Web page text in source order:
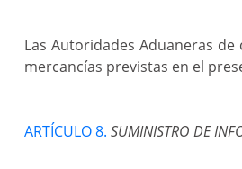
Las Autoridades Aduaneras
mercancías previstas en el
ARTÍCULO 8. SUMINISTRO DE